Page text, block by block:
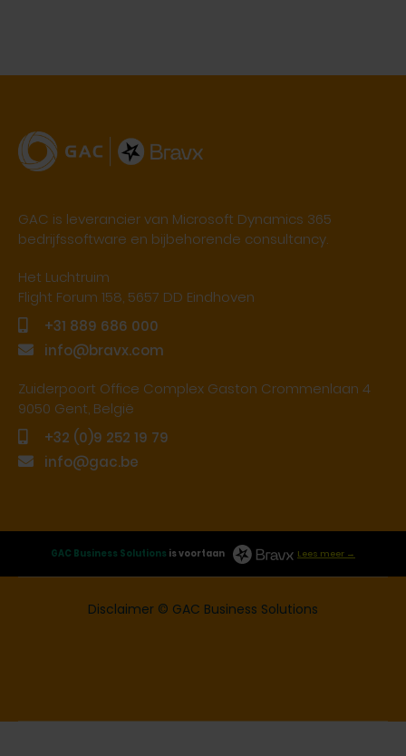
GAC is leverancier van Microsoft Dynamics 365
bedrijfssoftware en bijbehorende consultancy.
Het Luchtruim
Flight Forum 158, 5657 DD Eindhoven
+31 889 686 000
info@bravx.com
Zuiderpoort Office Complex Gaston Crommenlaan 4
9050 Gent, België
+32 (0)9 252 19 79
info@gac.be
GAC Business Solutions is voortaan Lees meer →
Disclaimer © GAC Business Solutions